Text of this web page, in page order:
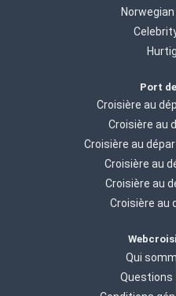
Port
Croisière au
Croisière au
Croisière au
Croisière au
Croisière au
Croisière au
Qui